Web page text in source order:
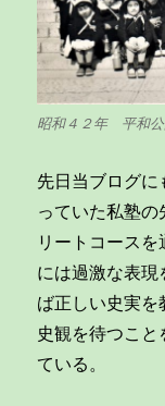
昭和４２年 平和
先日当ブログに
っていた私塾
リートコース
には過激な表
ば正しい史実を
史観を待つこ
ている。